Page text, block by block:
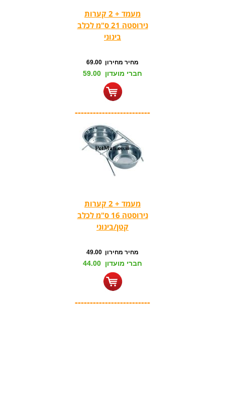
מעמד + 2 קערות
נירוסטה 21 ס"מ לכלב
בינוני
מחיר מחירון 69.00
חברי מועדון 59.00
-------------------------
מעמד + 2 קערות
נירוסטה 16 ס"מ לכלב
קטן/בינוני
מחיר מחירון 49.00
חברי מועדון 44.00
-------------------------